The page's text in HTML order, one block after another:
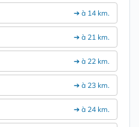
➔ à 14 km.
➔ à 21 km.
➔ à 22 km.
➔ à 23 km.
➔ à 24 km.